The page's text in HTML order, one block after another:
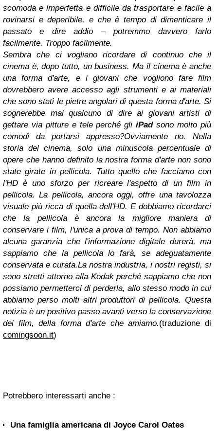
scomoda e imperfetta e difficile da trasportare e facile a
rovinarsi e deperibile, e che è tempo di dimenticare il
passato e dire addio – potremmo davvero farlo
facilmente. Troppo facilmente.
Sembra che ci vogliano ricordare di continuo che il
cinema è, dopo tutto, un business. Ma il cinema è anche
una forma d'arte, e i giovani che vogliono fare film
dovrebbero avere accesso agli strumenti e ai materiali
che sono stati le pietre angolari di questa forma d'arte. Si
sognerebbe mai qualcuno di dire ai giovani artisti di
gettare via pitture e tele perché gliiPadsono molto più
comodi da portarsi appresso?Ovviamente no. Nella
storia del cinema, solo una minuscola percentuale di
opere che hanno definito la nostra forma d'arte non sono
state girate in pellicola. Tutto quello che facciamo con
l'HD è uno sforzo per ricreare l'aspetto di un film in
pellicola. La pellicola, ancora oggi, offre una tavolozza
visuale più ricca di quella dell'HD. E dobbiamo ricordarci
che la pellicola è ancora la migliore maniera di
conservare i film, l'unica a prova di tempo. Non abbiamo
alcuna garanzia che l'informazione digitale durerà, ma
sappiamo che la pellicola lo farà, se adeguatamente
conservata e curata.La nostra industria, i nostri registi, si
sono stretti attorno alla Kodak perché sappiamo che non
possiamo permetterci di perderla, allo stesso modo in cui
abbiamo perso molti altri produttori di pellicola. Questa
notizia è un positivo passo avanti verso la conservazione
dei film, della forma d'arte che amiamo.(traduzione di
comingsoon.it)
Potrebbero interessarti anche :
Una famiglia americana di Joyce Carol Oates